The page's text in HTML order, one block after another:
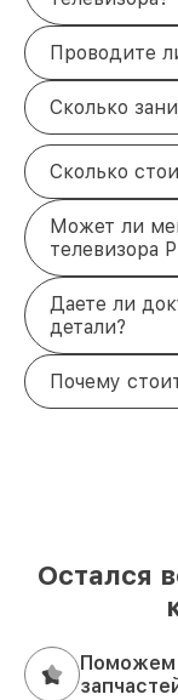
Проводите
Сколько
Сколько
Может ли
телевизора
Даете ли
детали?
Почему
Остался
Поможем